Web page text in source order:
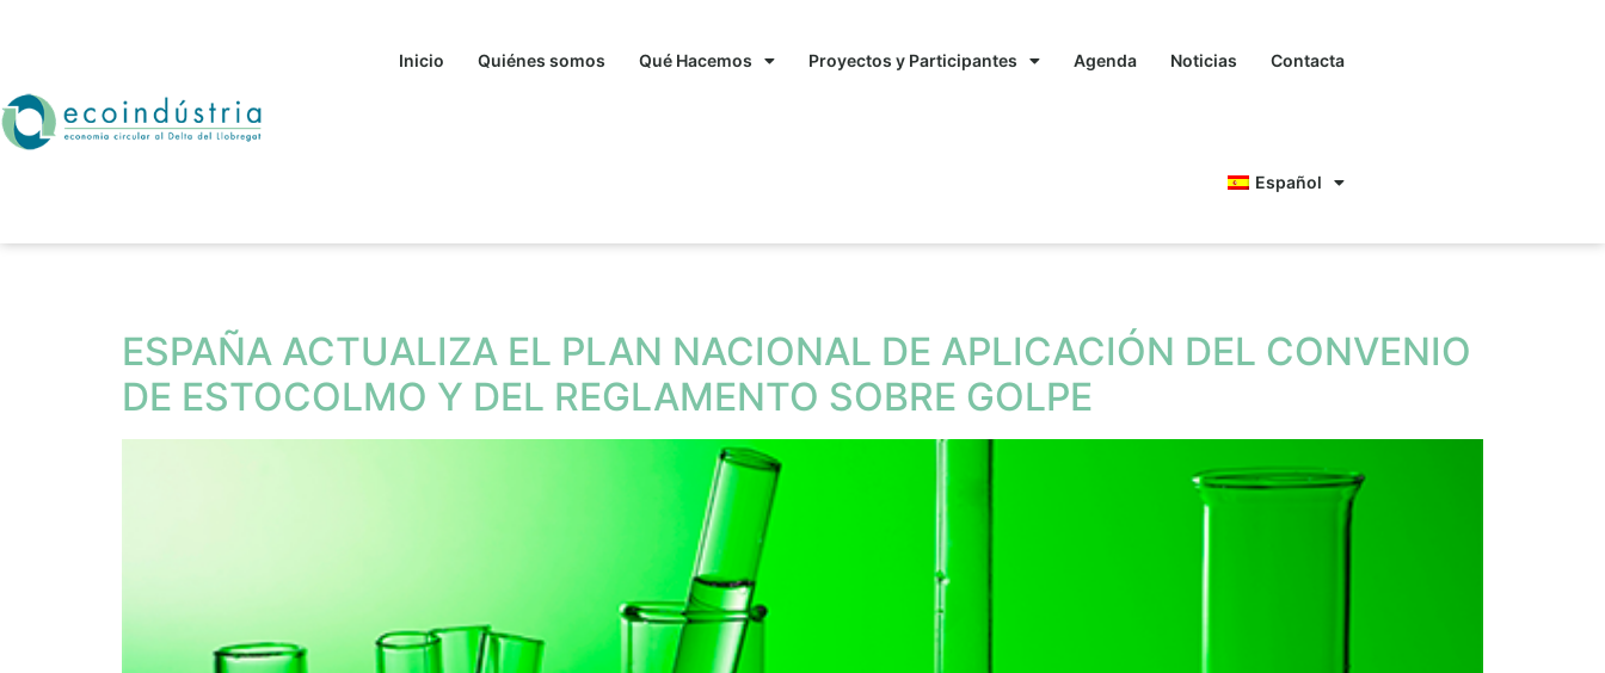
Inicio Quiénes somos Qué Hacemos Proyectos y Participantes Agenda Noticias Contacta
Español
ESPAÑA ACTUALIZA EL PLAN NACIONAL DE APLICACIÓN DEL CONVENIO
DE ESTOCOLMO Y DEL REGLAMENTO SOBRE GOLPE